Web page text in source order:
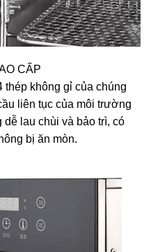
CẤP
thép không gỉ của chúng
liên tục của môi trường
lau chùi và bảo trì, có
bị ăn mòn.